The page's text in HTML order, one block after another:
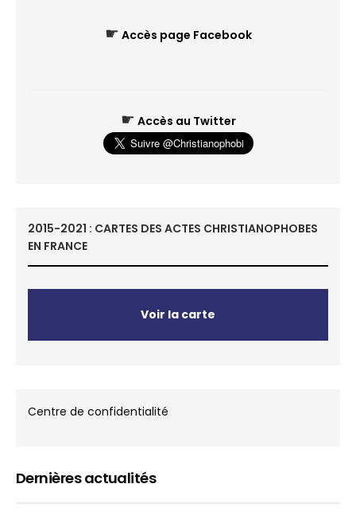
☛ Accès page Facebook
☛ Accès au Twitter
2015-2021 : CARTES DES ACTES CHRISTIANOPHOBES
EN FRANCE
Voir la carte
Centre de confidentialité
Dernières actualités